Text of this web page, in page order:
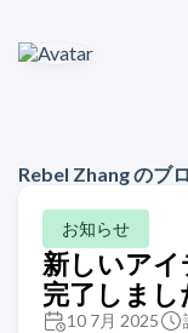
Rebel Zhang のブ
お知らせ
新しいア
完了しまし
10 7月 2025